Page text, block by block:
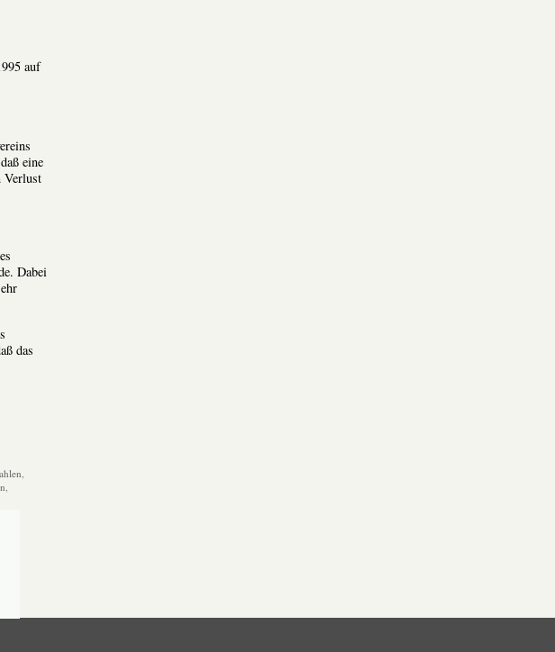
auf
eine
Verlust
Dabei
das